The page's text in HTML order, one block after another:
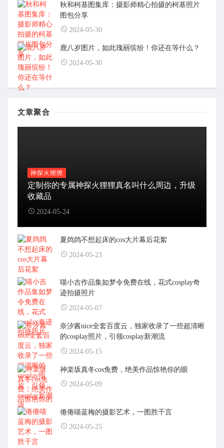
秋和柯基图集库：摄影师精心拍摄的柯基照片
图包分享
2024-05-30
鹿八岁图片，如此瑰丽缤纷！你还在等什么？
2024-05-30
文章聚合
神探火狸狸
定制你的专属神探火狸狸真名叫什么周边，升级
收藏品
2024-05-24
夏鸽鸽不想起床的cos大片幕后花絮
2024-05-23
喵小吉作品集如梦令免费在线，花式cosplay奇
迹拍摄照片
2024-05-07
奈汐酱nice全套百度云，独家收录了一些超清晰
的cosplay照片，引领cosplay新潮流
2024-05-15
神楽坂真冬cos免费，绝美作品惊艳你的眼
2024-05-09
倦倦喵蓝梅的摄影艺术，一图胜千言
2024-05-25